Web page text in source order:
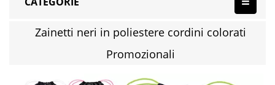
Zainetti neri in poliestere cordini colorati
Promozionali